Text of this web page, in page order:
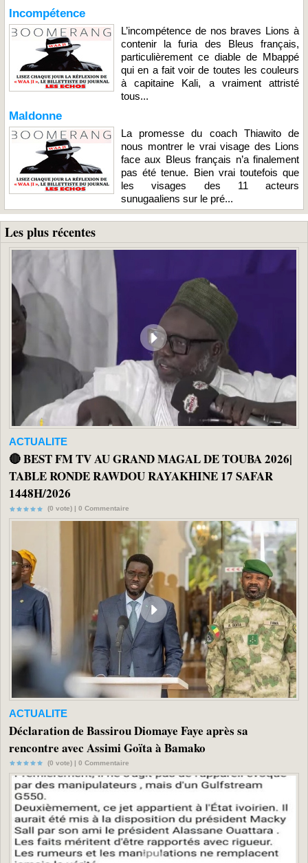
Incompétence
L’incompétence de nos braves Lions à
contenir la furia des Bleus français,
particulièrement ce diable de Mbappé
qui en a fait voir de toutes les couleurs
à capitaine Kali, a vraiment attristé
tous...
Maldonne
La promesse du coach Thiawito de
nous montrer le vrai visage des Lions
face aux Bleus français n’a finalement
pas été tenue. Bien vrai toutefois que
les visages des 11 acteurs
sunugaaliens sur le pré...
Les plus récentes
ACTUALITE
🔴 BEST FM TV AU GRAND MAGAL DE TOUBA 2026|
TABLE RONDE RAWDOU RAYAKHINE 17 SAFAR
1448H/2026
(0 vote) | 0 Commentaire
ACTUALITE
Déclaration de Bassirou Diomaye Faye après sa
rencontre avec Assimi Goïta à Bamako
(0 vote) | 0 Commentaire